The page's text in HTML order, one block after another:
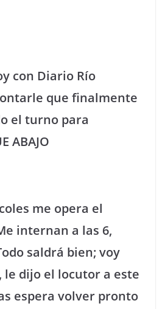
con Diario Río
que finalmente
el turno para
ABAJO
me opera el
internan a las 6,
saldrá bien; voy
le dijo el locutor a este
espera volver pronto